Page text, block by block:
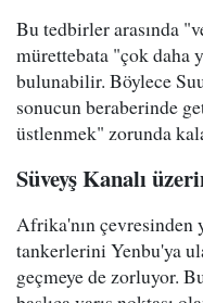
Bu tedbirler arasında
mürettebata "çok daha
bulunabilir. Böylece
sonucun beraberinde
üstlenmek" zorunda
Süveyş Kanalı
Afrika'nın çevresinden
tankerlerini Yenbu'ya
geçmeye de zorluyor.